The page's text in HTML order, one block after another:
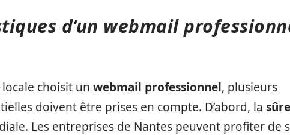
d’un webmail
choisit un webmail professionnel, plusieurs
doivent être prises en compte. D’abord, la
Les entreprises de Nantes peuvent profiter de